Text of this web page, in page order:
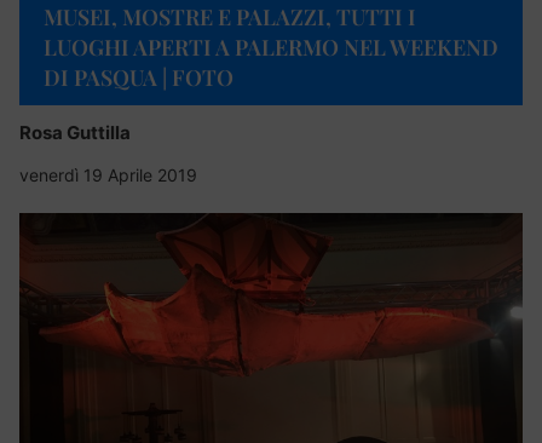
MUSEI, MOSTRE E PALAZZI, TUTTI I
LUOGHI APERTI A PALERMO NEL WEEKEND
DI PASQUA | FOTO
Rosa Guttilla
venerdì 19 Aprile 2019